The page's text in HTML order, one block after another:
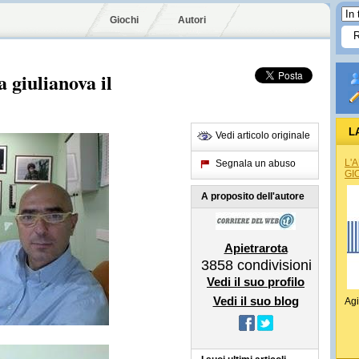
Giochi Autori
giulianova il
Vedi articolo originale
Segnala un abuso
A proposito dell'autore
Apietrarota
3858 condivisioni
Vedi il suo profilo
Vedi il suo blog